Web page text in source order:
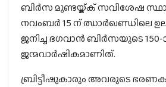
ബിര്‍സ മുണ്ടയ്ക്ക് സവിശേഷ
നവംബര്‍ 15 ന് ഝാര്‍ഖണ്ഡിലെ
ജനിച്ച ഭഗവാന്‍ ബിര്‍സയുടെ 150-
ജന്മവാര്‍ഷികമാണിത്.
ബ്രിട്ടീഷുകാരും അവരുടെ